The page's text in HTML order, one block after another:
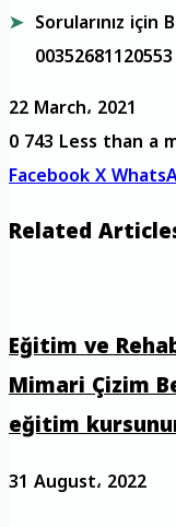
Sorularınız
00352681120553
22 March، 2021
0743 Less than a
FacebookX
Related
Eğitim ve
Mimari Çizim
eğitim
31 August، 2022